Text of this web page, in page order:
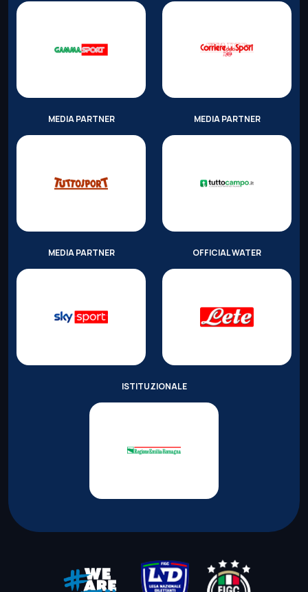
MEDIA PARTNER MEDIA PARTNER
MEDIA PARTNER OFFICIAL WATER
ISTITUZIONALE